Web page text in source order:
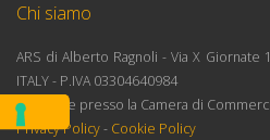
Chi siamo
ARS di Alberto Ragnoli - Via X Giornate
ITALY - P.IVA 03304640984
Iscrizione presso la Camera di
Privacy Policy- Cookie Policy